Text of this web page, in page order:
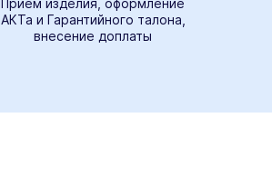
Прием изделия, оформление
АКТа и Гарантийного талона,
внесение доплаты